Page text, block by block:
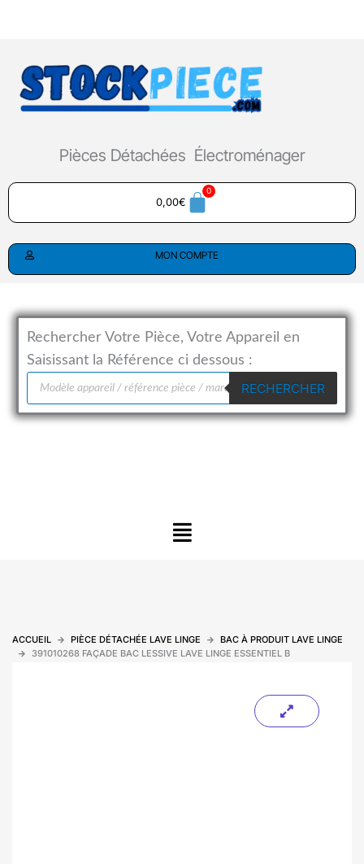
contenu
Pièces Détachées Électroménager
0,00€
MON COMPTE
Rechercher Votre Pièce, Votre Appareil en
Saisissant la Référence ci dessous :
Recherche
produits
RECHERCHER
Menu
ACCUEIL PIÈCE DÉTACHÉE LAVE LINGE
BAC À PRODUIT LAVE LINGE
391010268 FAÇADE BAC LESSIVE LAVE LINGE ESSENTIEL B